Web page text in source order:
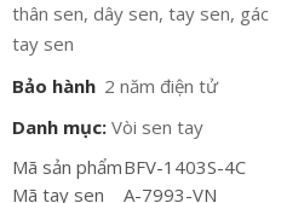
thân sen, dây sen, tay sen, gác
tay sen
Bảo hành 2 năm điện tử
Danh mục: Vòi sen tay
Mã sản phẩmBFV-1403S-4C
Mã tay sen
A-7993-VN